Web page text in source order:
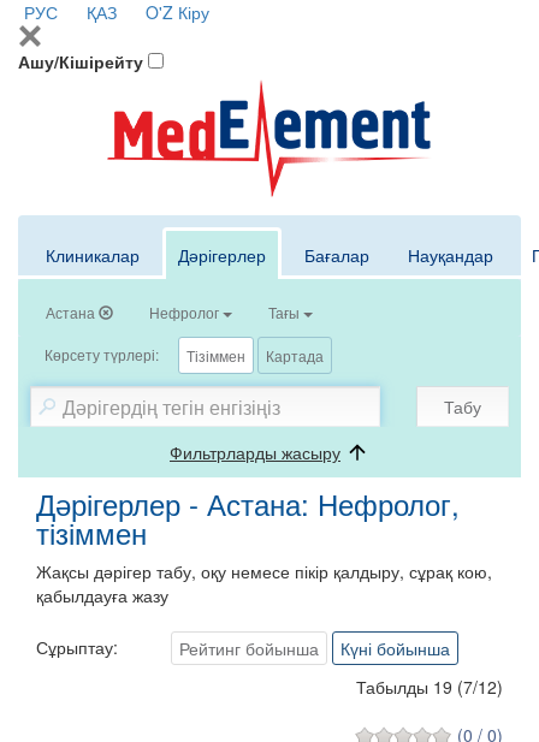
РУС ҚАЗ O'Z Кіру
Ашу/Кішірейту
Клиникалар Дәрігерлер Бағалар Науқандар
Астана Нефролог Тағы
Көрсету түрлері: Тізіммен Картада
Табу
Фильтрларды жасыру
Дәрігерлер - Астана: Нефролог,
тізіммен
Жақсы дәрігер табу, оқу немесе пікір қалдыру, сұрақ кою,
қабылдауға жазу
Сұрыптау: Рейтинг бойынша
Күні бойынша
Табылды 19 (7/12)
(0 / 0)